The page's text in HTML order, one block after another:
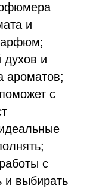
и
духов и
ароматов;
с
с
и выбирать